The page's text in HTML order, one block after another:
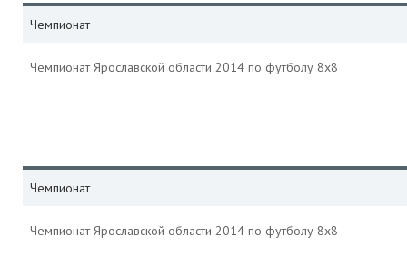
Чемпионат
Чемпионат Ярославской области 2014 по футболу 8х8
Чемпионат
Чемпионат Ярославской области 2014 по футболу 8х8